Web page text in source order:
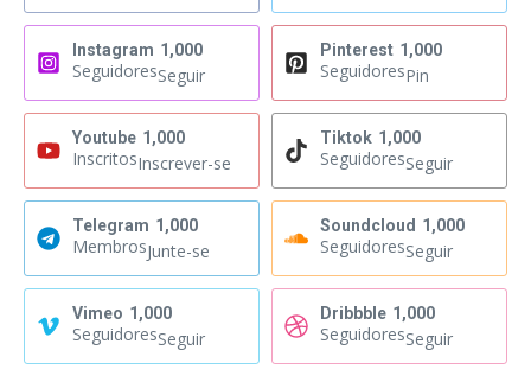
Instagram 1,000
SeguidoresSeguir
Pinterest 1,000
SeguidoresPin
Youtube 1,000
InscritosInscrever-se
Tiktok 1,000
SeguidoresSeguir
Telegram 1,000
MembrosJunte-se
Soundcloud 1,000
SeguidoresSeguir
Vimeo 1,000
SeguidoresSeguir
Dribbble 1,000
SeguidoresSeguir